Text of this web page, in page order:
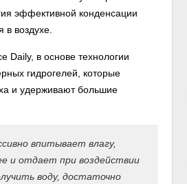
эффективной конденсации
в воздухе.
Daily, в основе технологии
гидрогелей, которые
и удерживают большие
впитывает влагу,
и отдает при воздействии
воду, достаточно